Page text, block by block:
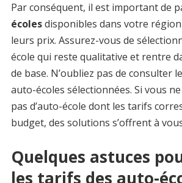
Par conséquent, il est important de
écolesdisponibles dans votre
leurs prix. Assurez-vous de
école qui reste qualitative et rentre
de base. N’oubliez pas de consulter
auto-écoles sélectionnées. Si vous
pas d’auto-école dont les tarifs
budget, des solutions s’offrent à
Quelques astuces
les tarifs des auto-